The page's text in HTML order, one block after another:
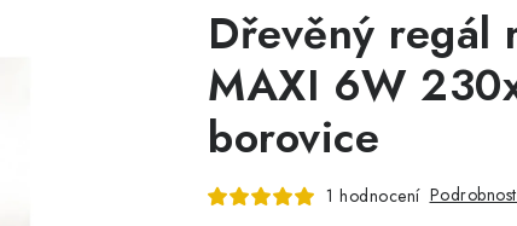
Dřevěný regál
MAXI 6W
borovice
1 hodnocení